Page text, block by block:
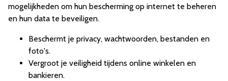
mogelijkheden om hun bescherming op internet te beheren
en hun data te beveiligen.
Beschermt je privacy, wachtwoorden, bestanden en
foto's.
Vergroot je veiligheid tijdens online winkelen en
bankieren.